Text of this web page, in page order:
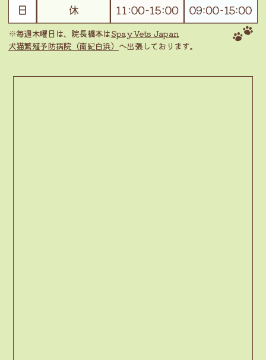
※毎週木曜日は、院長橋本はSpay Vets Japan
犬猫繁殖予防病院（南紀白浜） へ出張しております。